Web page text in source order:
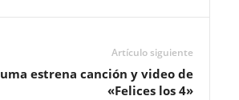
Artículo siguiente
estrena canción y video de
«Felices los 4»